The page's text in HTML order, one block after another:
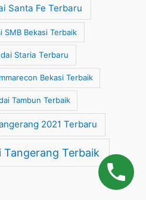
Santa Fe Terbaru
SMB Bekasi Terbaik
Staria Terbaru
Bekasi Terbaik
Tambun Terbaik
2021 Terbaru
Tangerang Terbaik